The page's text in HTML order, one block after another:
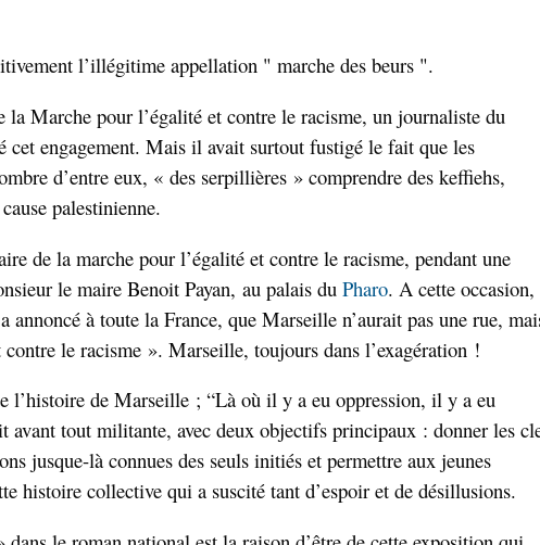
l’illégitime appellation " marche des beurs ".
la Marche pour l’égalité et contre le racisme, un journaliste du
cet engagement. Mais il avait surtout fustigé le fait que les
d’entre eux, « des serpillières » comprendre des keffiehs,
palestinienne.
de la marche pour l’égalité et contre le racisme, pendant une
le maire Benoit Payan, au palais du Pharo. A cette
à toute la France, que Marseille n’aurait pas une rue,
le racisme ». Marseille, toujours dans l’exagération !
l’histoire de Marseille ; “Là où il y a eu oppression, il y a eu
avant tout militante, avec deux objectifs principaux : donner les
jusque-là connues des seuls initiés et permettre aux jeunes
histoire collective qui a suscité tant d’espoir et de désillusions.